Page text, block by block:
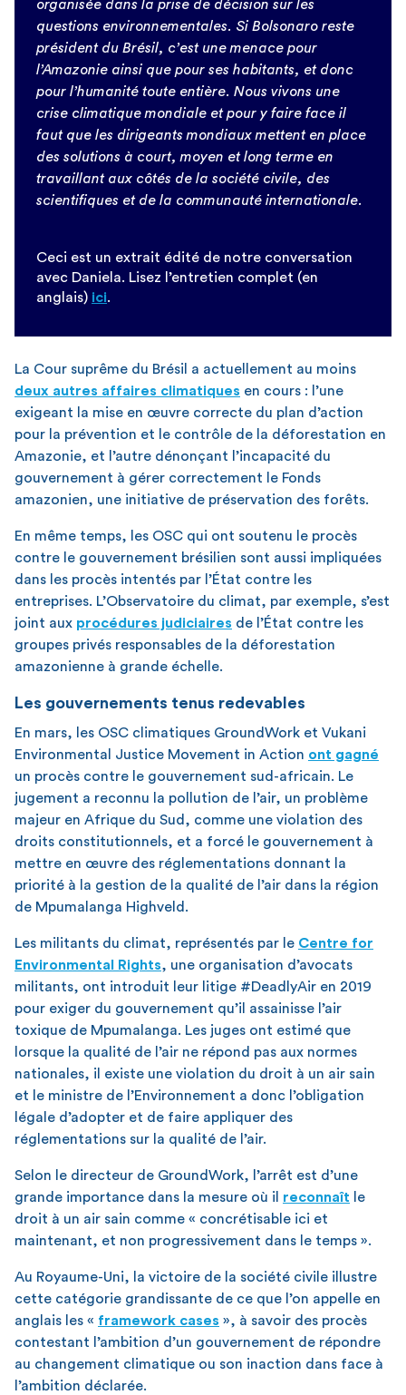
organisée dans la prise de décision sur les
questions environnementales. Si Bolsonaro reste
président du Brésil, c’est une menace pour
l’Amazonie ainsi que pour ses habitants, et donc
pour l’humanité toute entière. Nous vivons une
crise climatique mondiale et pour y faire face il
faut que les dirigeants mondiaux mettent en place
des solutions à court, moyen et long terme en
travaillant aux côtés de la société civile, des
scientifiques et de la communauté internationale.
Ceci est un extrait édité de notre conversation
avec Daniela. Lisez l’entretien complet (en
anglais) ici.
La Cour suprême du Brésil a actuellement au moins
deux autres affaires climatiques en cours : l’une
exigeant la mise en œuvre correcte du plan d’action
pour la prévention et le contrôle de la déforestation en
Amazonie, et l’autre dénonçant l’incapacité du
gouvernement à gérer correctement le Fonds
amazonien, une initiative de préservation des forêts.
En même temps, les OSC qui ont soutenu le procès
contre le gouvernement brésilien sont aussi impliquées
dans les procès intentés par l’État contre les
entreprises. L’Observatoire du climat, par exemple, s’est
joint aux procédures judiciaires de l’État contre les
groupes privés responsables de la déforestation
amazonienne à grande échelle.
Les gouvernements tenus redevables
En mars, les OSC climatiques GroundWork et Vukani
Environmental Justice Movement in Action ont gagné
un procès contre le gouvernement sud-africain. Le
jugement a reconnu la pollution de l’air, un problème
majeur en Afrique du Sud, comme une violation des
droits constitutionnels, et a forcé le gouvernement à
mettre en œuvre des réglementations donnant la
priorité à la gestion de la qualité de l’air dans la région
de Mpumalanga Highveld.
Les militants du climat, représentés par le Centre for
Environmental Rights, une organisation d’avocats
militants, ont introduit leur litige #DeadlyAir en 2019
pour exiger du gouvernement qu’il assainisse l’air
toxique de Mpumalanga. Les juges ont estimé que
lorsque la qualité de l’air ne répond pas aux normes
nationales, il existe une violation du droit à un air sain
et le ministre de l’Environnement a donc l’obligation
légale d’adopter et de faire appliquer des
réglementations sur la qualité de l’air.
Selon le directeur de GroundWork, l’arrêt est d’une
grande importance dans la mesure où il reconnaît le
droit à un air sain comme « concrétisable ici et
maintenant, et non progressivement dans le temps ».
Au Royaume-Uni, la victoire de la société civile illustre
cette catégorie grandissante de ce que l’on appelle en
anglais les « framework cases », à savoir des procès
contestant l’ambition d’un gouvernement de répondre
au changement climatique ou son inaction dans face à
l’ambition déclarée.